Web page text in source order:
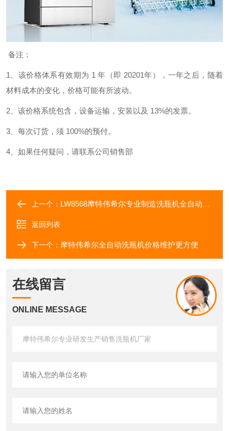
备注：
1、该价格体系有效期为 1 年（即 20201年），一年之后，随着
材料成本的变化，价格可能有所波动。
2、该价格系统包含，设备运输，安装以及 13%的发票。
3、每次订货，须 100%的预付。
4、如果任何疑问，请联系公司销售部
上一个： LW8568摩特伟希尔专业制造洗瓶机全自动易操作
返回列表
下一个： 摩特伟希尔全自动洗瓶机价格维护更方便
在线留言
ONLINE MESSAGE